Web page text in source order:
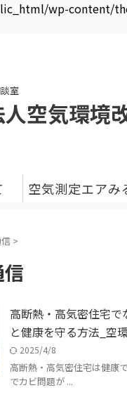
wp-content/
室
空気環境
空気測定エアみ
>
高断熱・高気密住宅
と健康を守る方法_空
2025/4/8
高断熱・高気密住宅は健康
でカビ問題が ...